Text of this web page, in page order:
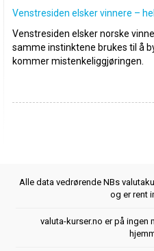
Venstresiden elsker vinnere –
Venstresiden elsker norske
samme instinktene brukes til å
kommer mistenkeliggjøringen.
Alle data vedrørende NBs
og er rent
valuta-kurser.no er på ingen